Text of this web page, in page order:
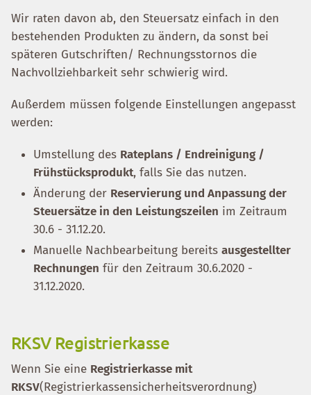
Wir raten davon ab, den Steuersatz einfach in den
bestehenden Produkten zu ändern, da sonst bei
späteren Gutschriften/ Rechnungsstornos die
Nachvollziehbarkeit sehr schwierig wird.
Außerdem müssen folgende Einstellungen angepasst
werden:
Umstellung des Rateplans / Endreinigung /
Frühstücksprodukt, falls Sie das nutzen.
Änderung der Reservierung und Anpassung der
Steuersätze in den Leistungszeilen im Zeitraum
30.6 - 31.12.20.
Manuelle Nachbearbeitung bereits ausgestellter
Rechnungen für den Zeitraum 30.6.2020 -
31.12.2020.
RKSV Registrierkasse
Wenn Sie eine Registrierkasse mit
RKSV(Registrierkassensicherheitsverordnung)